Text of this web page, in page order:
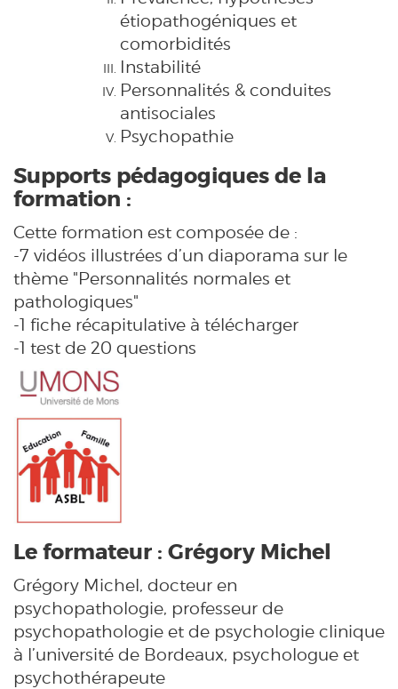
étiopathogéniques et
comorbidités
Instabilité
Personnalités & conduites
antisociales
Psychopathie
Supports pédagogiques de la
formation :
Cette formation est composée de :
-7 vidéos illustrées d’un diaporama sur le
thème "Personnalités normales et
pathologiques"
-1 fiche récapitulative à télécharger
-1 test de 20 questions
Le formateur : Grégory Michel
Grégory Michel, docteur en
psychopathologie, professeur de
psychopathologie et de psychologie clinique
à l’université de Bordeaux, psychologue et
psychothérapeute